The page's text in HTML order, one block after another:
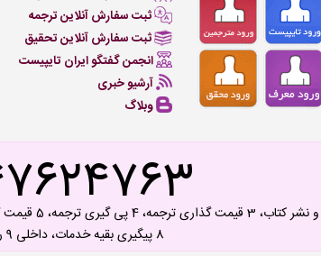
ثبت سفارش آنلاین ترجمه
ثبت سفارش آنلاین تحقیق
انجمن گفتگو ایران تایپیست
آرشیو خبری
وبلاگ
8 پیگیری بقیه خدمات، داخلی 9 روابط عمومی